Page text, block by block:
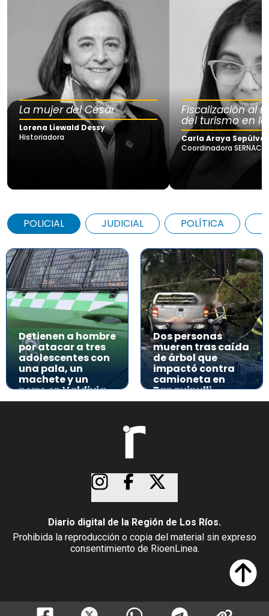
La mujer del César
Lorena Liewald Dessy
Historiadora
Fiscalización al
del turismo en
Carla Araya
Coordinadora SERNAC
POLICIAL JUDICIAL POLÍTICA
Detienen a hombre
por atacar a tres
adolescentes con
una pala, un
machete y un
perro en Valdivia
Dos personas
mueren tras caída
de árbol que
impactó contra
camioneta en
Panguipulli
Diario digital de la Región de Los Ríos.
Prohibida la reproducción o copia del material sin expreso
consentimiento de RioenLinea.